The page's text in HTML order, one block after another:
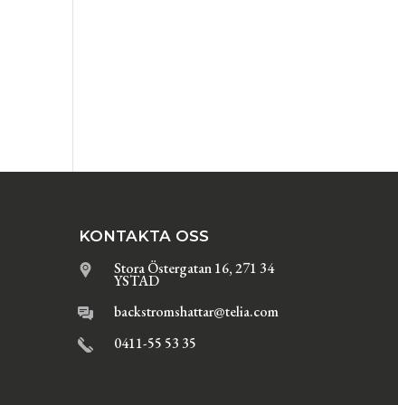
KONTAKTA OSS
Stora Östergatan 16, 271 34
YSTAD
backstromshattar@telia.com
0411-55 53 35